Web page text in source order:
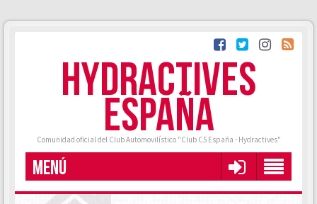
HYDRACTIVES
ESPAÑA
Comunidad oficial del Club Automovilístico "Club C5 España - Hydractives"
MENÚ